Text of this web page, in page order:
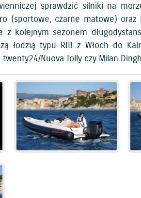
sprawdzić silniki na
(sportowe, czarne matowe) oraz
z kolejnym sezonem
łodzią typu RIB z Włoch do
Nuova Jolly czy Milan